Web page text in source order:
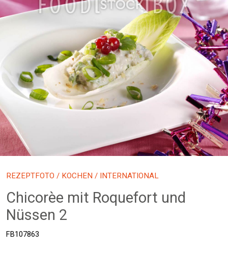
REZEPTFOTO / KOCHEN / INTERNATIONAL
Chicorèe mit Roquefort und
Nüssen 2
FB107863